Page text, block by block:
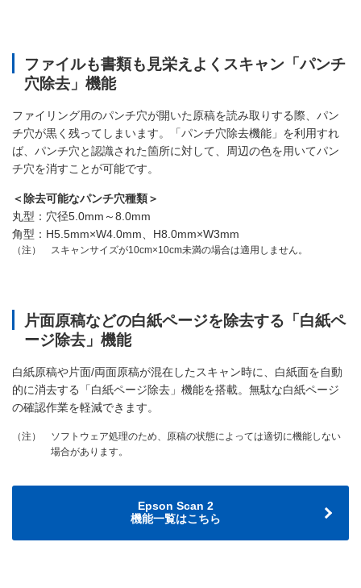
ファイルも書類も見栄えよくスキャン「パンチ
穴除去」機能
ファイリング用のパンチ穴が開いた原稿を読み取りする際、パン
チ穴が黒く残ってしまいます。「パンチ穴除去機能」を利用すれ
ば、パンチ穴と認識された箇所に対して、周辺の色を用いてパン
チ穴を消すことが可能です。
＜除去可能なパンチ穴種類＞
丸型：穴径5.0mm～8.0mm
角型：H5.5mm×W4.0mm、H8.0mm×W3mm
（注） スキャンサイズが10cm×10cm未満の場合は適用しません。
片面原稿などの白紙ページを除去する「白紙ペ
ージ除去」機能
白紙原稿や片面/両面原稿が混在したスキャン時に、白紙面を自動
的に消去する「白紙ページ除去」機能を搭載。無駄な白紙ページ
の確認作業を軽減できます。
（注）
ソフトウェア処理のため、原稿の状態によっては適切に機能しない
場合があります。
Epson Scan 2
機能一覧はこちら